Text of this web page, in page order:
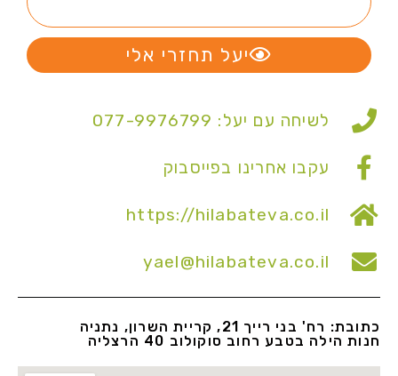
יעל תחזרי אלי
לשיחה עם יעל: 077-9976799
עקבו אחרינו בפייסבוק
https://hilabateva.co.il
yael@hilabateva.co.il
כתובת: רח' בני רייך 21, קריית השרון, נתניה
חנות הילה בטבע רחוב סוקולוב 40 הרצליה